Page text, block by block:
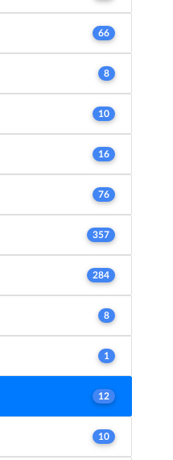
66
8
10
16
76
357
284
8
1
12
10